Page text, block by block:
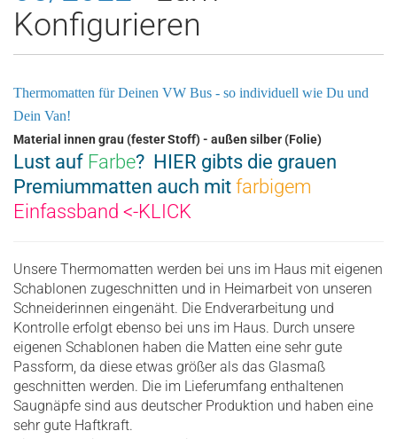
Konfigurieren
Thermomatten für Deinen VW Bus - so individuell wie Du und
Dein Van!
Material innen grau (fester Stoff) - außen silber (Folie)
Lust auf Farbe? HIER gibts die grauen
Premiummatten auch mit farbigem
Einfassband <-KLICK
Unsere Thermomatten werden bei uns im Haus mit eigenen
Schablonen zugeschnitten und in Heimarbeit von unseren
Schneiderinnen eingenäht. Die Endverarbeitung und
Kontrolle erfolgt ebenso bei uns im Haus. Durch unsere
eigenen Schablonen haben die Matten eine sehr gute
Passform, da diese etwas größer als das Glasmaß
geschnitten werden. Die im Lieferumfang enthaltenen
Saugnäpfe sind aus deutscher Produktion und haben eine
sehr gute Haftkraft.